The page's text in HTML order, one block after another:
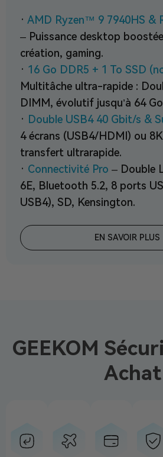
· AMD Ryzen™ 9 7940HS &
– Puissance desktop
création, gaming.
· 16 Go DDR5 + 1 To SSD
Multitâche ultra-rapide :
DIMM, évolutif jusqu’à 64
· Double USB4 40 Gbit/s &
4 écrans (USB4/HDMI) ou
transfert ultrarapide.
· Connectivité Pro – Double
6E, Bluetooth 5.2, 8 ports
USB4), SD, Kensington.
EN SAVOIR PLUS
GEEKOM
Achat